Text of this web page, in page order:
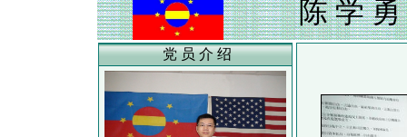
陈 学 勇
党 员 介 绍